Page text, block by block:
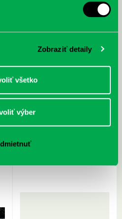
Zobraziť detaily
všetko
výber
kompletný sprievodca